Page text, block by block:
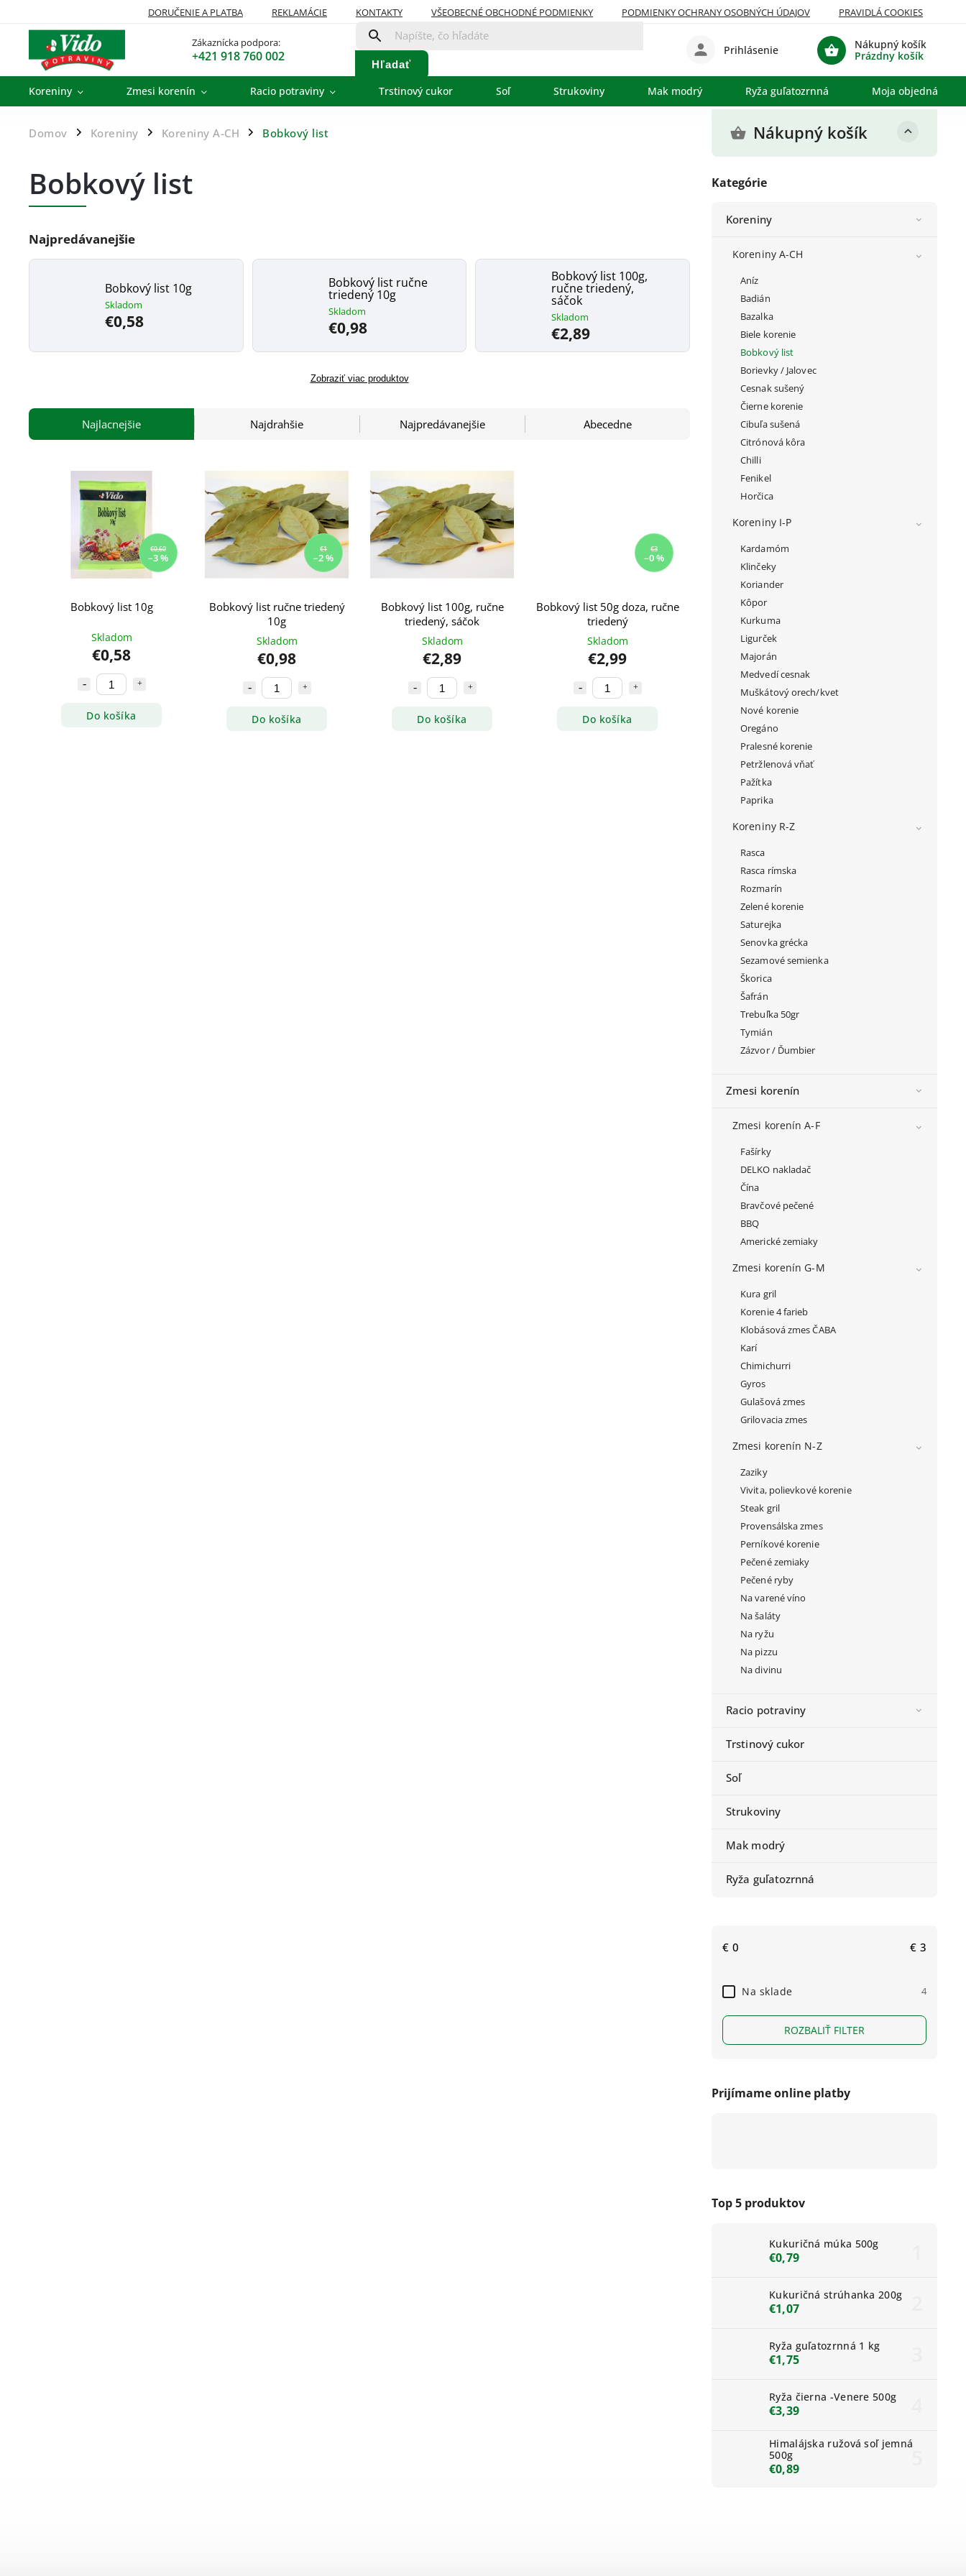
DORUČENIE A PLATBA REKLAMÁCIE KONTAKTY VŠEOBECNÉ OBCHODNÉ PODMIENKY PODMIENKY OCHRANY OSOBNÝCH ÚDAJOV PRAVIDLÁ COOKIES
Zákaznícka podpora:
+421 918 760 002
Hľadať
Nákupný košík
Prázdny košík
Prihlásenie
Koreniny Zmesi korenín Racio potraviny Trstinový cukor Soľ Strukoviny Mak modrý Ryža guľatozrnná Moja objednávka
Domov / Koreniny / Koreniny A-CH / Bobkový list Nákupný košík
Kategórie
Koreniny
Koreniny A-CH
Aníz
Badián
Bazalka
Biele korenie
Bobkový list
Borievky / Jalovec
Cesnak sušený
Čierne korenie
Cibuľa sušená
Citrónová kôra
Chilli
Fenikel
Horčica
Koreniny I-P
Kardamóm
Klinčeky
Koriander
Kôpor
Kurkuma
Ligurček
Majorán
Medvedí cesnak
Muškátový orech/kvet
Nové korenie
Oregáno
Pralesné korenie
Petržlenová vňať
Pažítka
Paprika
Koreniny R-Z
Rasca
Rasca rímska
Rozmarín
Zelené korenie
Saturejka
Senovka grécka
Sezamové semienka
Škorica
Šafrán
Trebuľka 50gr
Tymián
Zázvor / Ďumbier
Zmesi korenín
Zmesi korenín A-F
Fašírky
DELKO nakladač
Čína
Bravčové pečené
BBQ
Americké zemiaky
Zmesi korenín G-M
Kura gril
Korenie 4 farieb
Klobásová zmes ČABA
Karí
Chimichurri
Gyros
Gulašová zmes
Grilovacia zmes
Zmesi korenín N-Z
Zaziky
Vivita, polievkové korenie
Steak gril
Provensálska zmes
Perníkové korenie
Pečené zemiaky
Pečené ryby
Na varené víno
Na šaláty
Na ryžu
Na pizzu
Na divinu
Racio potraviny
Trstinový cukor
Soľ
Strukoviny
Mak modrý
Ryža guľatozrnná
€ 0 € 3
Na sklade 4
ROZBALIŤ FILTER
Prijímame online platby
Top 5 produktov
Kukuričná múka 500g
€0,79
Kukuričná strúhanka 200g
€1,07
Ryža guľatozrnná 1 kg
€1,75
Ryža čierna -Venere 500g
€3,39
Himalájska ružová soľ jemná
500g
€0,89
Bobkový list
Najpredávanejšie
Bobkový list 10g
Skladom
€0,58
Bobkový list ručne
triedený 10g
Skladom
€0,98
Bobkový list 100g,
ručne triedený,
sáčok
Skladom
€2,89
Zobraziť viac produktov
Najlacnejšie Najdrahšie Najpredávanejšie Abecedne
€0,60
–3 %
Bobkový list 10g
Skladom
€0,58
Do košíka
€1
–2 %
Bobkový list ručne triedený
10g
Skladom
€0,98
Do košíka
Bobkový list 100g, ručne
triedený, sáčok
Skladom
€2,89
Do košíka
€3
–0 %
Bobkový list 50g doza, ručne
triedený
Skladom
€2,99
Do košíka